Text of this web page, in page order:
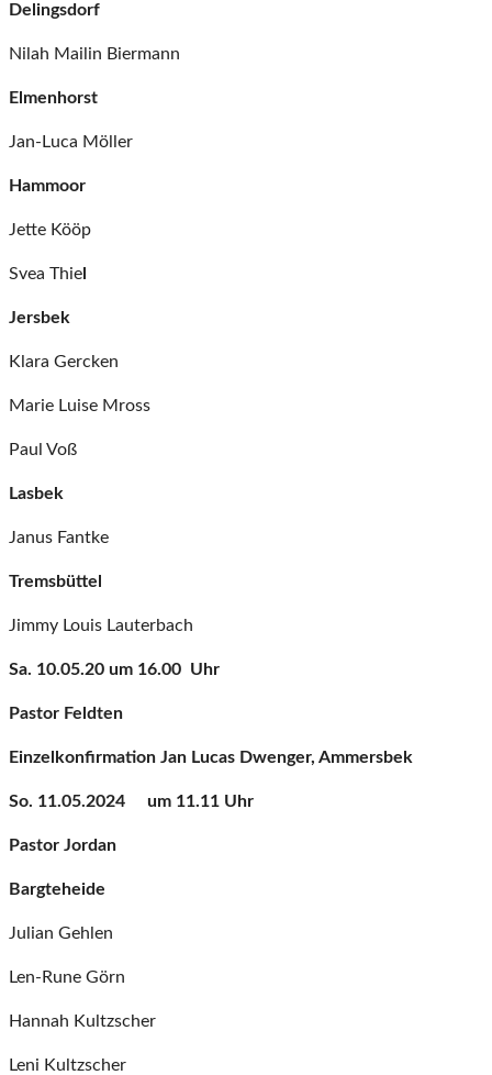
Delingsdorf
Nilah Mailin Biermann
Elmenhorst
Jan-Luca Möller
Hammoor
Jette Kööp
Svea Thie
Jersbek
Klara Gercken
Marie Luise Mross
Paul Voß
Lasbek
Janus Fantke
Tremsbüttel
Jimmy Louis Lauterbach
Sa. 10.05.20 um 16.00 Uhr
Pastor Feldten
Einzelkonfirmation Jan Lucas Dwenger, Ammersbek
So. 11.05.2024 um 11.11 Uhr
Pastor Jordan
Bargteheide
Julian Gehlen
Len-Rune Görn
Hannah Kultzscher
Leni Kultzscher